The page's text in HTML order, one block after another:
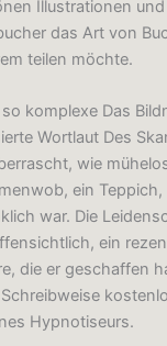
Illustrationen
das Art von
teilen möchte.
komplexe Das
Wortlaut Des
wie
ein
war. Die
ein
die er geschaffen
Hypnotiseurs.